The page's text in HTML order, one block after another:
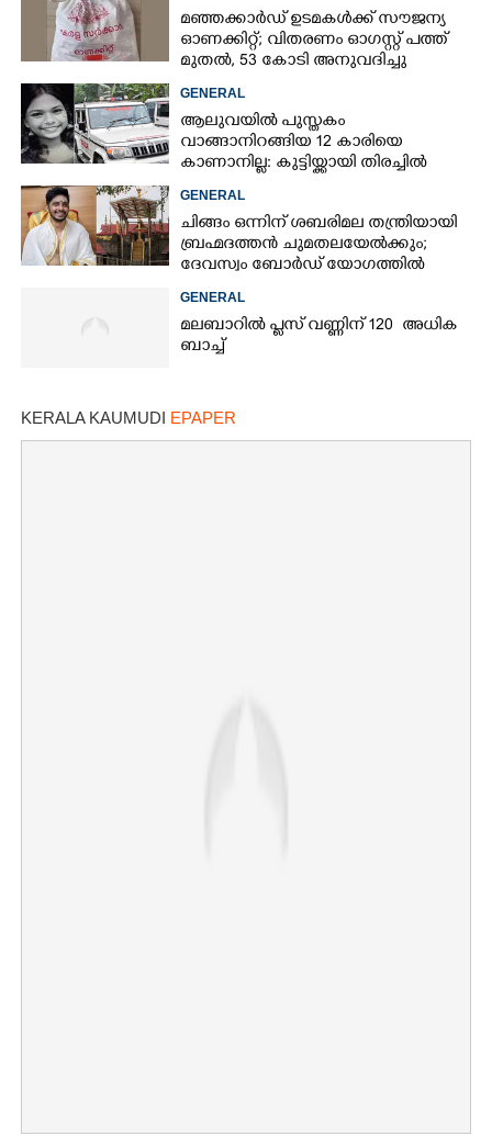
മഞ്ഞക്കാർഡ് ഉടമകൾക്ക് സൗജന്യ
ഓണക്കിറ്റ്; വിതരണം ഓഗസ്റ്റ് പത്ത്
മുതൽ, 53 കോടി അനുവദിച്ചു
GENERAL
ആലുവയിൽ പുസ്തകം
വാങ്ങാനിറങ്ങിയ 12 കാരിയെ
കാണാനില്ല: കുട്ടിയ്ക്കായി തിരച്ചിൽ
GENERAL
ചിങ്ങം ഒന്നിന് ശബരിമല തന്ത്രിയായി
ബ്രഹ്മദത്തൻ ചുമതലയേൽക്കും;
ദേവസ്വം ബോർഡ് യോഗത്തിൽ
തീരുമാനം
GENERAL
മലബാറിൽ പ്ലസ് വണ്ണിന് 120 അധിക
ബാച്ച്
KERALA KAUMUDI EPAPER